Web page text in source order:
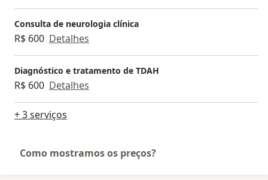
Consulta de neurologia clínica
R$ 600 Detalhes
Diagnóstico e tratamento de TDAH
R$ 600 Detalhes
+ 3 serviços
Como mostramos os preços?